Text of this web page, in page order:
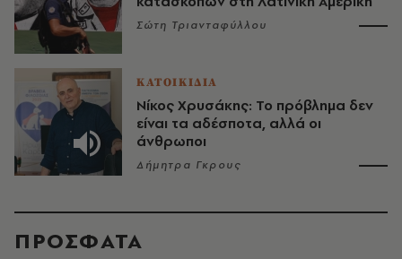
Σώτη Τριανταφύλλου
ΚΑΤΟΙΚΙΔΙΑ
Νίκος Χρυσάκης: Το πρόβλημα δεν
είναι τα αδέσποτα, αλλά οι
άνθρωποι
Δήμητρα Γκρους
ΠΡΟΣΦΑΤΑ